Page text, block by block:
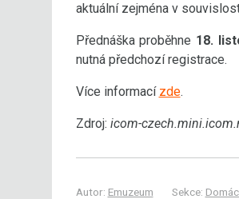
aktuální zejména v
Přednáška proběhne 18.
nutná předchozí registrace.
Více informací zde.
Zdroj: icom-
Autor: Emuzeum Sekce: